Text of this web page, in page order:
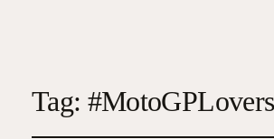
Tag: #MotoGPLovers